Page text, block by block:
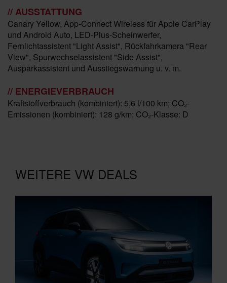
// AUSSTATTUNG
Canary Yellow, App-Connect Wireless für Apple CarPlay
und Android Auto, LED-Plus-Scheinwerfer,
Fernlichtassistent "Light Assist", Rückfahrkamera "Rear
View", Spurwechselassistent "Side Assist",
Ausparkassistent und Ausstiegswarnung u. v. m.
// ENERGIEVERBRAUCH
Kraftstoffverbrauch (kombiniert): 5,6 l/100 km; CO₂-
Emissionen (kombiniert): 128 g/km; CO₂-Klasse: D
WEITERE VW DEALS